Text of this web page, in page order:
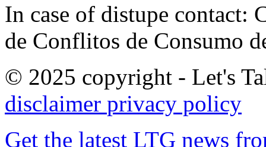
In case of distupe contact:
de Conflitos de Consumo
© 2025 copyright - Let's
disclaimer privacy policy
Get the latest LTG news